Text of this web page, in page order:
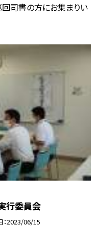
司書の方にお集まりい
行委員会
2023/06/15